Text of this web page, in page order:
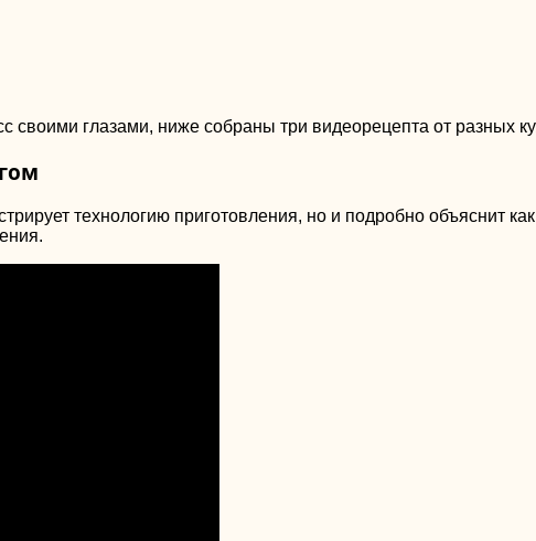
своими глазами, ниже собраны три видеорецепта от
технологию приготовления, но и подробно объяснит